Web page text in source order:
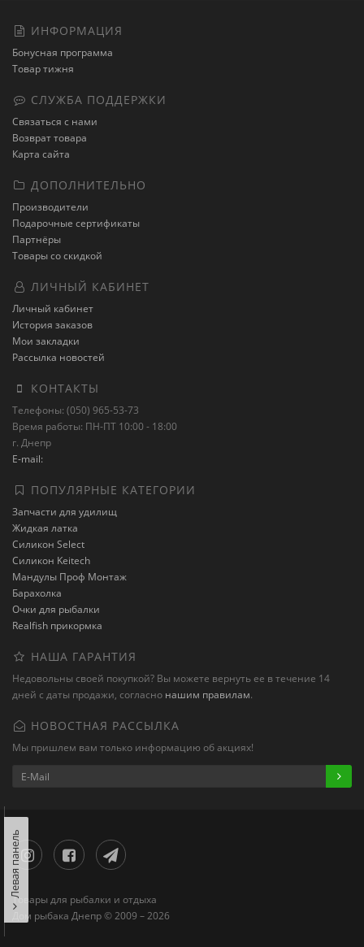
ИНФОРМАЦИЯ
Бонусная программа
Товар тижня
СЛУЖБА ПОДДЕРЖКИ
Связаться с нами
Возврат товара
Карта сайта
ДОПОЛНИТЕЛЬНО
Производители
Подарочные сертификаты
Партнёры
Товары со скидкой
ЛИЧНЫЙ КАБИНЕТ
Личный кабинет
История заказов
Мои закладки
Рассылка новостей
КОНТАКТЫ
Телефоны: (050) 965-53-73
Время работы: ПН-ПТ 10:00 - 18:00
г. Днепр
E-mail:
ПОПУЛЯРНЫЕ КАТЕГОРИИ
Запчасти для удилищ
Жидкая латка
Силикон Select
Силикон Keitech
Мандулы Проф Монтаж
Барахолка
Очки для рыбалки
Realfish прикормка
НАША ГАРАНТИЯ
Недовольны своей покупкой? Вы можете вернуть ее в течение 14
дней с даты продажи, согласно нашим правилам.
НОВОСТНАЯ РАССЫЛКА
Мы пришлем вам только информацию об акциях!
Товары для рыбалки и отдыха
Дом рыбака Днепр © 2009 – 2026
Левая панель